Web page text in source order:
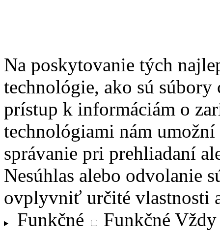
Na poskytovanie tých
technológie, ako sú
prístup k informáciám o
technológiami nám
správanie pri prehliadaní
Nesúhlas alebo odvolanie
ovplyvniť určité vlastnosti
Funkčné
Funkčné